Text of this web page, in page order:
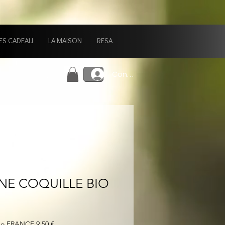
CADEAU LA MAISON RESA
Connexion
COQUILLE BIO